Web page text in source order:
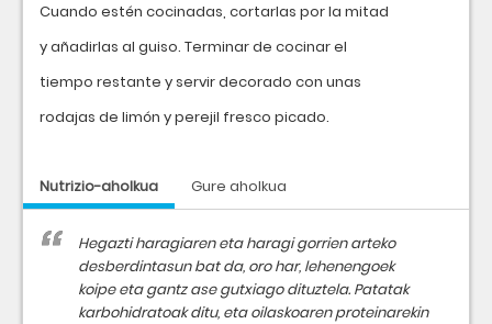
Cuando estén cocinadas, cortarlas por la mitad
y añadirlas al guiso. Terminar de cocinar el
tiempo restante y servir decorado con unas
rodajas de limón y perejil fresco picado.
Nutrizio-aholkua Gure aholkua
Hegazti haragiaren eta haragi gorrien arteko
desberdintasun bat da, oro har, lehenengoek
koipe eta gantz ase gutxiago dituztela. Patatak
karbohidratoak ditu, eta oilaskoaren proteinarekin